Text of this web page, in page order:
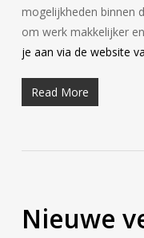
mogelijkheden binnen
om werk makkelijker
je aan via de website
Read More
Nieuwe